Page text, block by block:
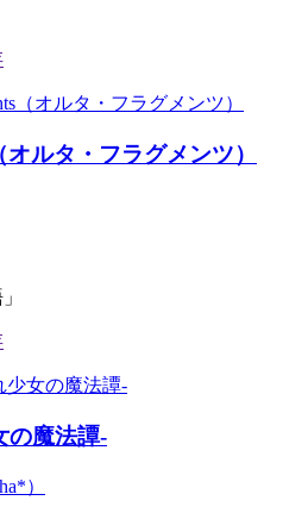
ルタ・フラグメンツ）
の魔法譚-
）